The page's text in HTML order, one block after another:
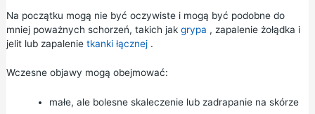
Na początku mogą nie być oczywiste i mogą być podobne do
mniej poważnych schorzeń, takich jak grypa , zapalenie żołądka i
jelitlub zapalenie tkanki łącznej.
Wczesne objawy mogą obejmować:
małe, ale bolesne skaleczenie lub zadrapanie na skórze